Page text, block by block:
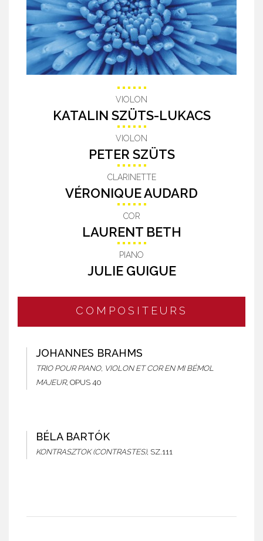
VIOLON
KATALIN SZÜTS-LUKACS
VIOLON
PETER SZÜTS
CLARINETTE
VÉRONIQUE AUDARD
COR
LAURENT BETH
PIANO
JULIE GUIGUE
COMPOSITEURS
JOHANNES BRAHMS
TRIO POUR PIANO, VIOLON ET COR EN MI BÉMOL
MAJEUR, OPUS 40
BÉLA BARTÓK
KONTRASZTOK (CONTRASTES), SZ.111